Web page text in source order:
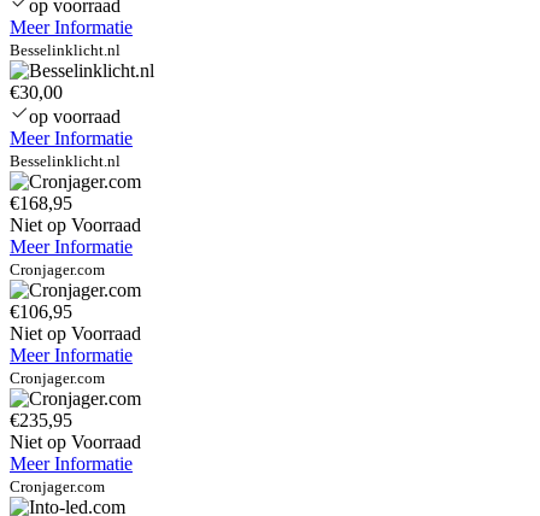
op voorraad
Meer Informatie
Besselinklicht.nl
€30,00
op voorraad
Meer Informatie
Besselinklicht.nl
€168,95
Niet op Voorraad
Meer Informatie
Cronjager.com
€106,95
Niet op Voorraad
Meer Informatie
Cronjager.com
€235,95
Niet op Voorraad
Meer Informatie
Cronjager.com